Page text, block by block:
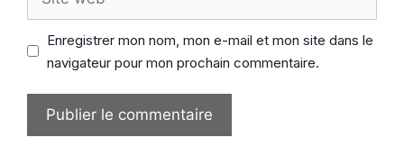
web
Enregistrer mon nom, mon e-mail et mon site dans le
navigateur pour mon prochain commentaire.